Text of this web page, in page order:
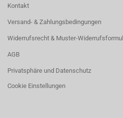
Kontakt
Versand- & Zahlungsbedingungen
Widerrufsrecht & Muster-
AGB
Privatsphäre und Datenschutz
Cookie Einstellungen